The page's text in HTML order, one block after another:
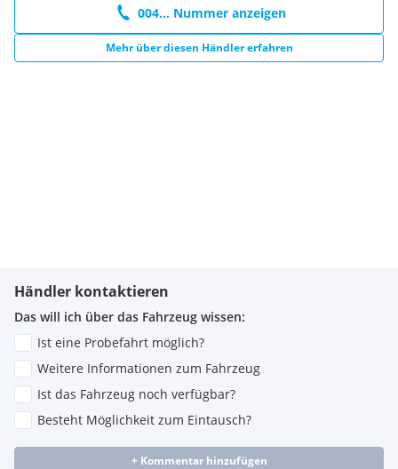
004... Nummer anzeigen
Mehr über diesen Händler erfahren
Händler kontaktieren
Das will ich über das Fahrzeug wissen:
Ist eine Probefahrt möglich?
Weitere Informationen zum Fahrzeug
Ist das Fahrzeug noch verfügbar?
Besteht Möglichkeit zum Eintausch?
+ Kommentar hinzufügen